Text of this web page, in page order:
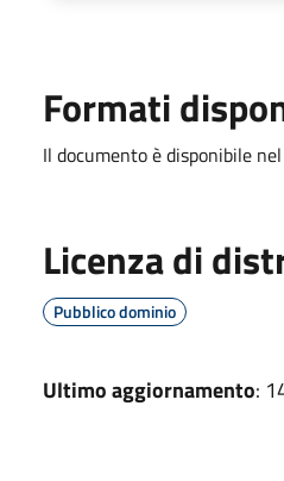
Formati
Il documento è disponibile
Licenza di
Pubblico dominio
Ultimo aggiornamento: